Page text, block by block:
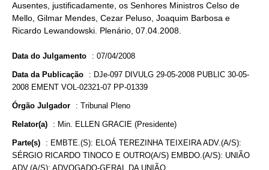
Ausentes, justificadamente, os Senhores Ministros Celso de
Mello, Gilmar Mendes, Cezar Peluso, Joaquim Barbosa e
Ricardo Lewandowski. Plenário, 07.04.2008.
Data do Julgamento : 07/04/2008
Data da Publicação : DJe-097 DIVULG 29-05-2008 PUBLIC 30-05-
2008 EMENT VOL-02321-07 PP-01339
Órgão Julgador : Tribunal Pleno
Relator(a) : Min. ELLEN GRACIE (Presidente)
Parte(s) : EMBTE.(S): ELOÁ TEREZINHA TEIXEIRA ADV.(A/S):
SÉRGIO RICARDO TINOCO E OUTRO(A/S) EMBDO.(A/S): UNIÃO
ADV.(A/S): ADVOGADO-GERAL DA UNIÃO